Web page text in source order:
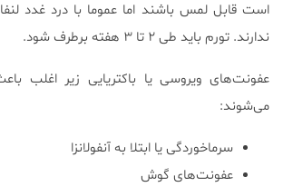
است قابل لمس باشند اما عموما با درد غدد
ندارند. تورم باید طی ۲ تا ۳ هفته برطرف شود.
عفونت‌های ویروسی یا باکتریایی زیر اغلب
می‌شوند:
سرماخوردگی یا ابتلا به آنفولانزا
عفونت‌های گوش